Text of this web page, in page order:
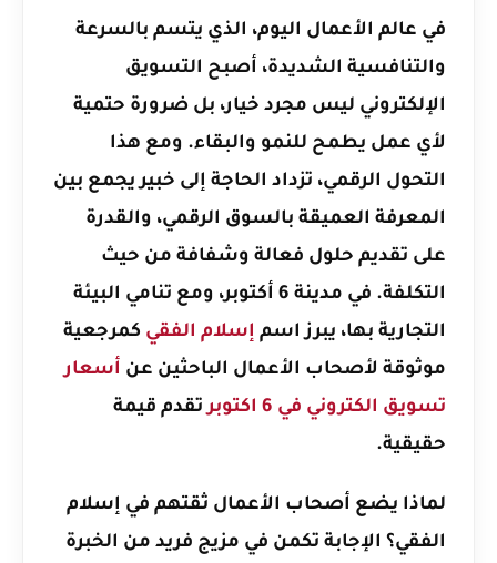
في عالم الأعمال اليوم، الذي يتسم بالسرعة
والتنافسية الشديدة، أصبح التسويق
الإلكتروني ليس مجرد خيار، بل ضرورة حتمية
لأي عمل يطمح للنمو والبقاء. ومع هذا
التحول الرقمي، تزداد الحاجة إلى خبير يجمع بين
المعرفة العميقة بالسوق الرقمي، والقدرة
على تقديم حلول فعالة وشفافة من حيث
التكلفة. في مدينة 6 أكتوبر، ومع تنامي البيئة
التجارية بها، يبرز اسم إسلام الفقي كمرجعية
موثوقة لأصحاب الأعمال الباحثين عن أسعار
تسويق الكتروني في 6 اكتوبر
تقدم قيمة
حقيقية.
لماذا يضع أصحاب الأعمال ثقتهم في إسلام
الفقي؟ الإجابة تكمن في مزيج فريد من الخبرة